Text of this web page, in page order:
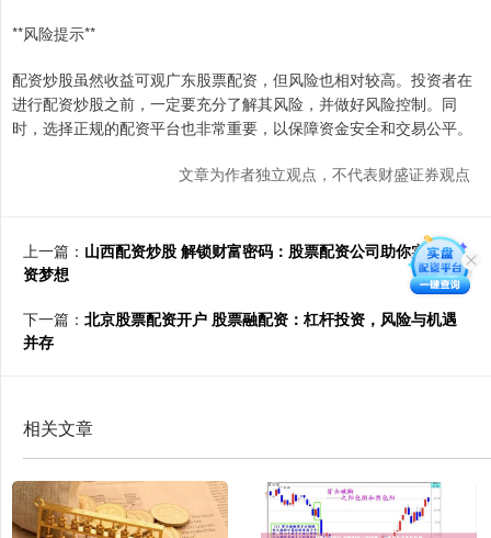
**风险提示**
配资炒股虽然收益可观广东股票配资，但风险也相对较高。投资者在
进行配资炒股之前，一定要充分了解其风险，并做好风险控制。同
时，选择正规的配资平台也非常重要，以保障资金安全和交易公平。
文章为作者独立观点，不代表财盛证券观点
上一篇： 山西配资炒股 解锁财富密码：股票配资公司助你实现投
资梦想
下一篇： 北京股票配资开户 股票融配资：杠杆投资，风险与机遇
并存
相关文章